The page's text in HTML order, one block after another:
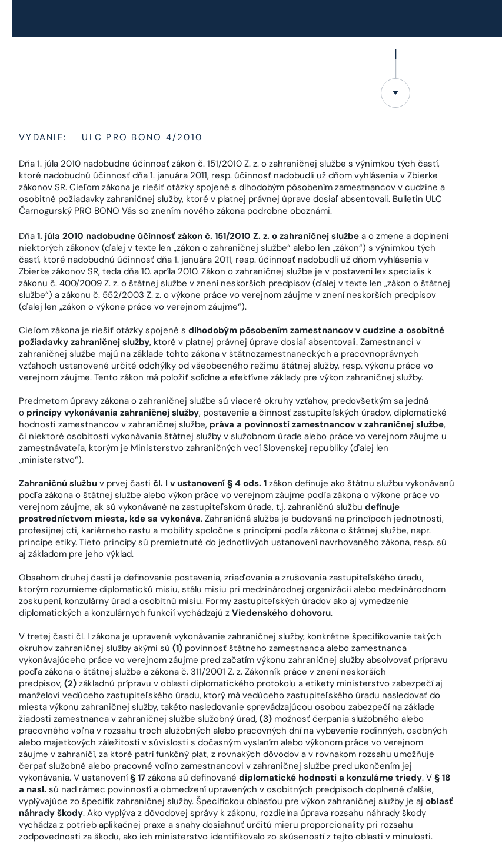
VYDANIE: ULC PRO BONO 4/2010
Dňa 1. júla 2010 nadobudne účinnosť zákon č. 151/2010 Z. z. o zahraničnej službe s výnimkou tých častí,
ktoré nadobudnú účinnosť dňa 1. januára 2011, resp. účinnosť nadobudli už dňom vyhlásenia v Zbierke
zákonov SR. Cieľom zákona je riešiť otázky spojené s dlhodobým pôsobením zamestnancov v cudzine a
osobitné požiadavky zahraničnej služby, ktoré v platnej právnej úprave dosiaľ absentovali. Bulletin ULC
Čarnogurský PRO BONO Vás so znením nového zákona podrobne oboznámi.
Dňa 1. júla 2010 nadobudne účinnosť zákon č. 151/2010 Z. z. o zahraničnej službe a o zmene a doplnení
niektorých zákonov (ďalej v texte len „zákon o zahraničnej službe“ alebo len „zákon“) s výnimkou tých
častí, ktoré nadobudnú účinnosť dňa 1. januára 2011, resp. účinnosť nadobudli už dňom vyhlásenia v
Zbierke zákonov SR, teda dňa 10. apríla 2010. Zákon o zahraničnej službe je v postavení lex specialis k
zákonu č. 400/2009 Z. z. o štátnej službe v znení neskorších predpisov (ďalej v texte len „zákon o štátnej
službe“) a zákonu č. 552/2003 Z. z. o výkone práce vo verejnom záujme v znení neskorších predpisov
(ďalej len „zákon o výkone práce vo verejnom záujme“).
Cieľom zákona je riešiť otázky spojené s dlhodobým pôsobením zamestnancov v cudzine a osobitné
požiadavky zahraničnej služby, ktoré v platnej právnej úprave dosiaľ absentovali. Zamestnanci v
zahraničnej službe majú na základe tohto zákona v štátnozamestnaneckých a pracovnoprávnych
vzťahoch ustanovené určité odchýlky od všeobecného režimu štátnej služby, resp. výkonu práce vo
verejnom záujme. Tento zákon má položiť solídne a efektívne základy pre výkon zahraničnej služby.
Predmetom úpravy zákona o zahraničnej službe sú viaceré okruhy vzťahov, predovšetkým sa jedná
o princípy vykonávania zahraničnej služby, postavenie a činnosť zastupiteľských úradov, diplomatické
hodnosti zamestnancov v zahraničnej službe, práva a povinnosti zamestnancov v zahraničnej službe,
či niektoré osobitosti vykonávania štátnej služby v služobnom úrade alebo práce vo verejnom záujme u
zamestnávateľa, ktorým je Ministerstvo zahraničných vecí Slovenskej republiky (ďalej len
„ministerstvo“).
Zahraničnú službu v prvej časti čl. I v ustanovení § 4 ods. 1 zákon definuje ako štátnu službu vykonávanú
podľa zákona o štátnej službe alebo výkon práce vo verejnom záujme podľa zákona o výkone práce vo
verejnom záujme, ak sú vykonávané na zastupiteľskom úrade, t.j. zahraničnú službu definuje
prostredníctvom miesta, kde sa vykonáva. Zahraničná služba je budovaná na princípoch jednotnosti,
profesijnej cti, kariérneho rastu a mobility spoločne s princípmi podľa zákona o štátnej službe, napr.
princípe etiky. Tieto princípy sú premietnuté do jednotlivých ustanovení navrhovaného zákona, resp. sú
aj základom pre jeho výklad.
Obsahom druhej časti je definovanie postavenia, zriaďovania a zrušovania zastupiteľského úradu,
ktorým rozumieme diplomatickú misiu, stálu misiu pri medzinárodnej organizácii alebo medzinárodnom
zoskupení, konzulárny úrad a osobitnú misiu. Formy zastupiteľských úradov ako aj vymedzenie
diplomatických a konzulárnych funkcií vychádzajú z Viedenského dohovoru.
V tretej časti čl. I zákona je upravené vykonávanie zahraničnej služby, konkrétne špecifikovanie takých
okruhov zahraničnej služby akými sú (1) povinnosť štátneho zamestnanca alebo zamestnanca
vykonávajúceho práce vo verejnom záujme pred začatím výkonu zahraničnej služby absolvovať prípravu
podľa zákona o štátnej službe a zákona č. 311/2001 Z. z. Zákonník práce v znení neskorších
predpisov, (2) základnú prípravu v oblasti diplomatického protokolu a etikety ministerstvo zabezpečí aj
manželovi vedúceho zastupiteľského úradu, ktorý má vedúceho zastupiteľského úradu nasledovať do
miesta výkonu zahraničnej služby, takéto nasledovanie sprevádzajúcou osobou zabezpečí na základe
žiadosti zamestnanca v zahraničnej službe služobný úrad, (3) možnosť čerpania služobného alebo
pracovného voľna v rozsahu troch služobných alebo pracovných dní na vybavenie rodinných, osobných
alebo majetkových záležitostí v súvislosti s dočasným vyslaním alebo výkonom práce vo verejnom
záujme v zahraničí, za ktoré patrí funkčný plat, z rovnakých dôvodov a v rovnakom rozsahu umožňuje
čerpať služobné alebo pracovné voľno zamestnancovi v zahraničnej službe pred ukončením jej
vykonávania. V ustanovení§ 17 zákona sú definované diplomatické hodnosti a konzulárne triedy. V § 18
a nasl. sú nad rámec povinností a obmedzení upravených v osobitných predpisoch doplnené ďalšie,
vyplývajúce zo špecifík zahraničnej služby. Špecifickou oblasťou pre výkon zahraničnej služby je aj oblasť
náhrady škody. Ako vyplýva z dôvodovej správy k zákonu, rozdielna úprava rozsahu náhrady škody
vychádza z potrieb aplikačnej praxe a snahy dosiahnuť určitú mieru proporcionality pri rozsahu
zodpovednosti za škodu, ako ich ministerstvo identifikovalo zo skúseností z tejto oblasti v minulosti.